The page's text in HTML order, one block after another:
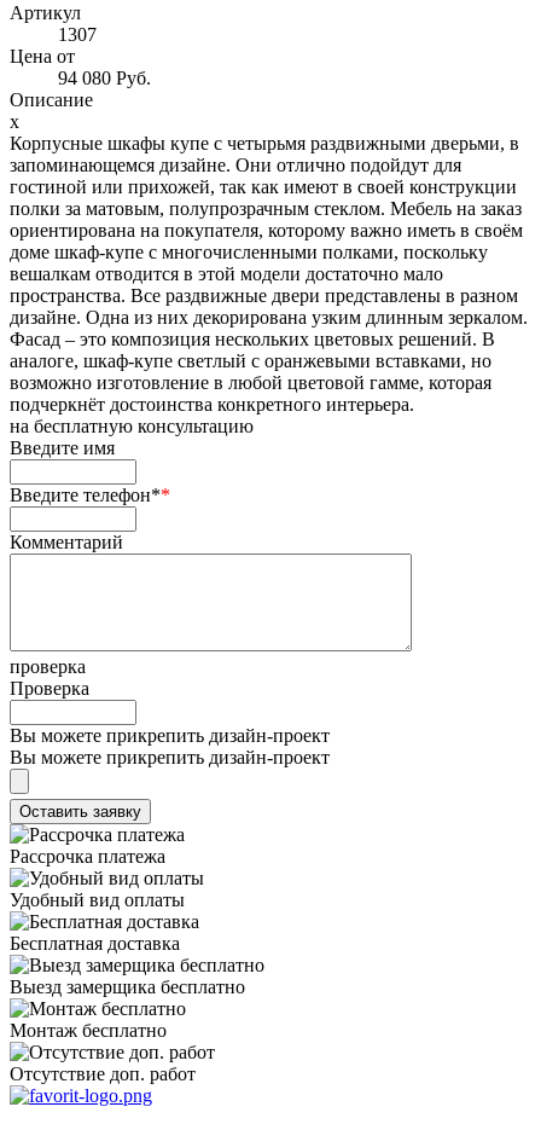
Артикул
1307
Цена от
94 080 Руб.
Описание
x
Корпусные шкафы купе с четырьмя раздвижными дверьми, в
запоминающемся дизайне. Они отлично подойдут для
гостиной или прихожей, так как имеют в своей конструкции
полки за матовым, полупрозрачным стеклом. Мебель на заказ
ориентирована на покупателя, которому важно иметь в своём
доме шкаф-купе с многочисленными полками, поскольку
вешалкам отводится в этой модели достаточно мало
пространства. Все раздвижные двери представлены в разном
дизайне. Одна из них декорирована узким длинным зеркалом.
Фасад – это композиция нескольких цветовых решений. В
аналоге, шкаф-купе светлый с оранжевыми вставками, но
возможно изготовление в любой цветовой гамме, которая
подчеркнёт достоинства конкретного интерьера.
на бесплатную консультацию
Введите имя
Введите телефон**
Комментарий
проверка
Проверка
Вы можете прикрепить дизайн-проект
Вы можете прикрепить дизайн-проект
Рассрочка платежа
Удобный вид оплаты
Бесплатная доставка
Выезд замерщика бесплатно
Монтаж бесплатно
Отсутствие доп. работ